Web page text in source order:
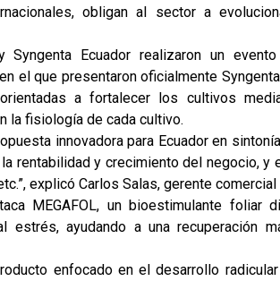
obligan al sector a
Syngenta Ecuador realizaron un
el que presentaron oficialmente
a fortalecer los cultivos
la fisiología de cada cultivo.
innovadora para Ecuador en
rentabilidad y crecimiento del negocio,
explicó Carlos Salas, gerente
MEGAFOL, un bioestimulante foliar
ayudando a una recuperación
enfocado en el desarrollo